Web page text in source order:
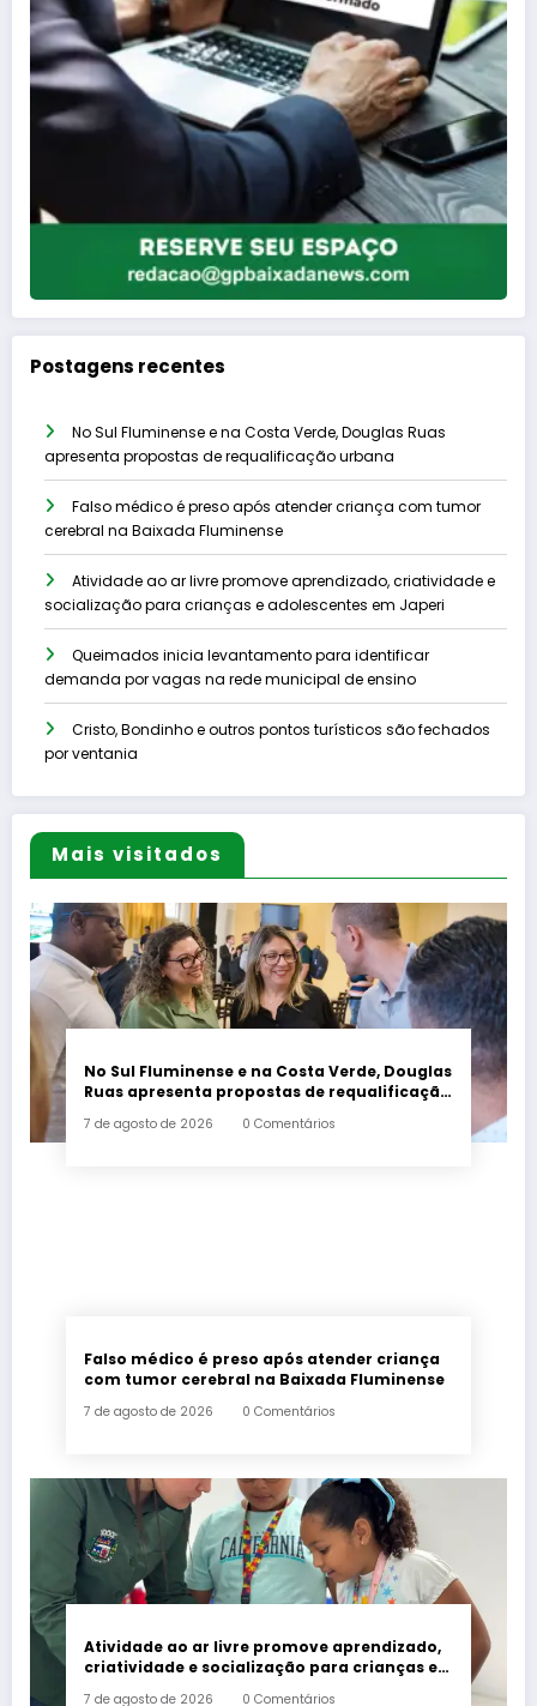
Postagens recentes
No Sul Fluminense e na Costa Verde, Douglas Ruas
apresenta propostas de requalificação urbana
Falso médico é preso após atender criança com tumor
cerebral na Baixada Fluminense
Atividade ao ar livre promove aprendizado, criatividade e
socialização para crianças e adolescentes em Japeri
Queimados inicia levantamento para identificar
demanda por vagas na rede municipal de ensino
Cristo, Bondinho e outros pontos turísticos são fechados
por ventania
Mais visitados
No Sul Fluminense e na Costa Verde, Douglas
Ruas apresenta propostas de requalificação
7 de agosto de 2026 0 Comentários
Falso médico é preso após atender criança
com tumor cerebral na Baixada Fluminense
7 de agosto de 2026 0 Comentários
Atividade ao ar livre promove aprendizado,
criatividade e socialização para crianças e
7 de agosto de 2026 0 Comentários